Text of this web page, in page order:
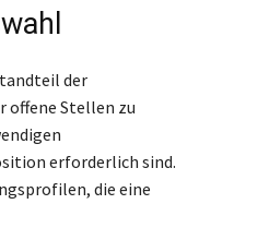
der
offene Stellen zu
erforderlich sind.
die eine